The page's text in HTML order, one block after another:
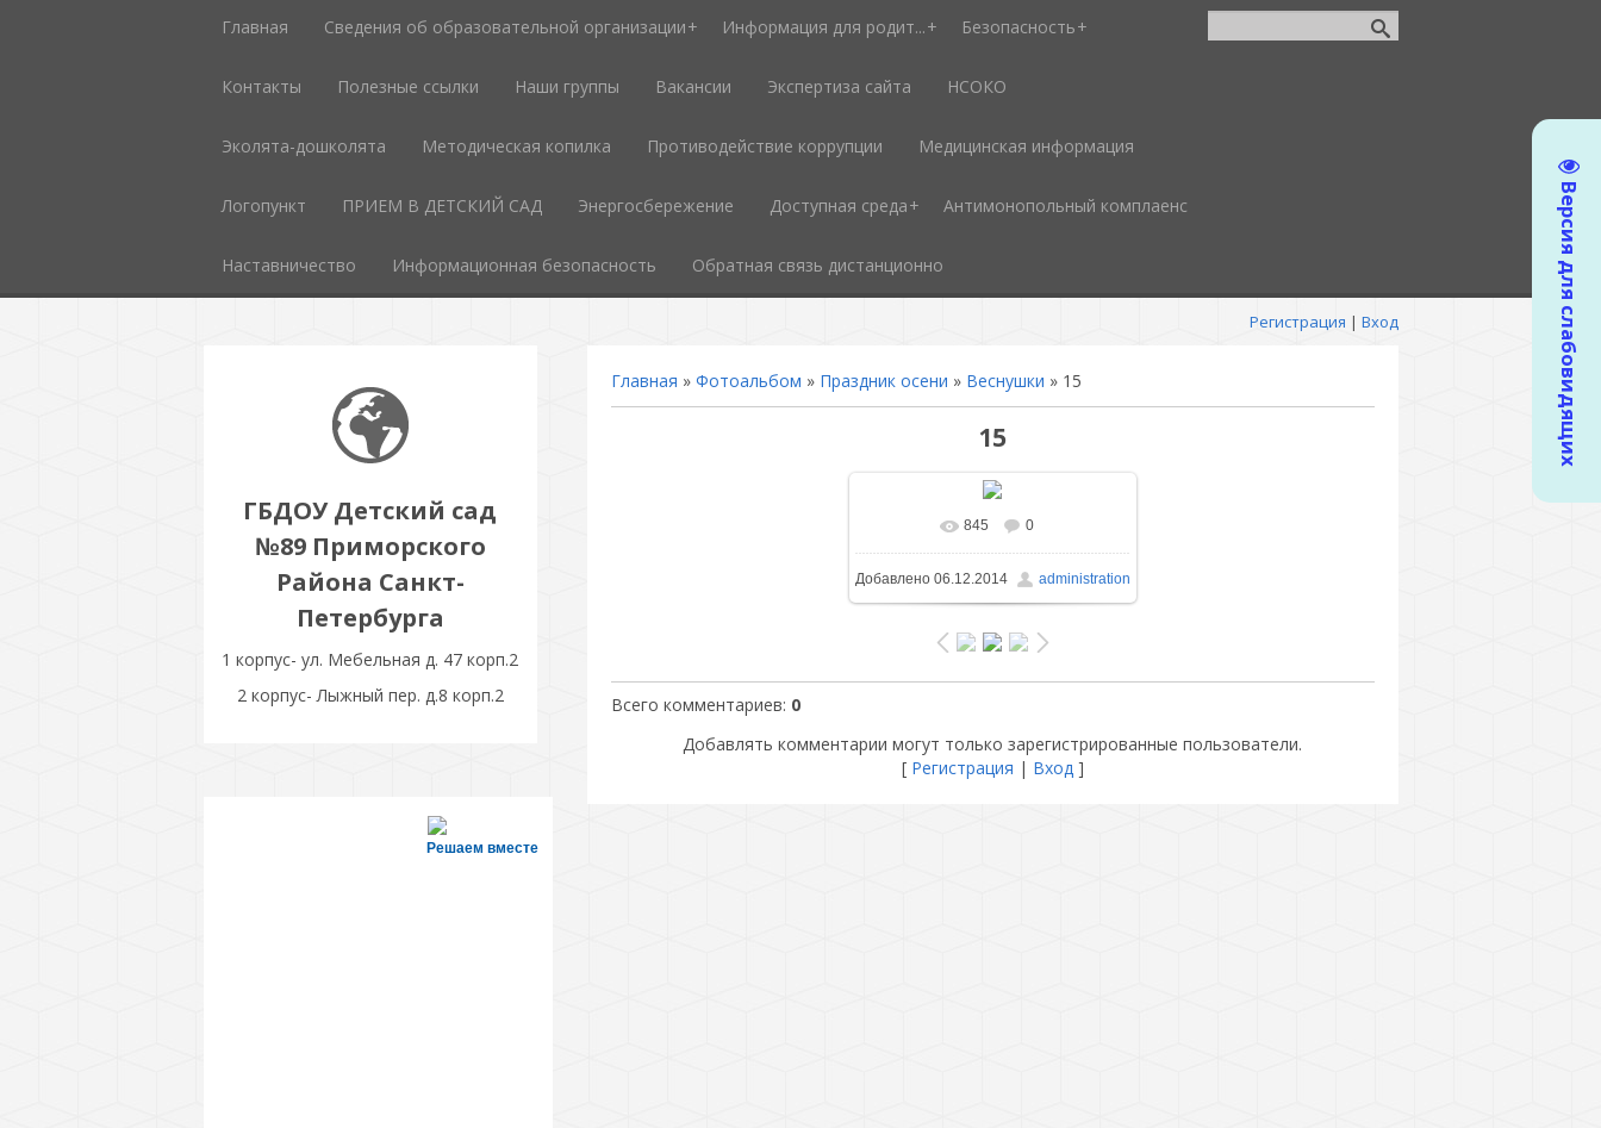
Версия для слабовидящих
Главная Сведения об образовательной организации Информация для родит... Безопасность
Контакты Полезные ссылки Наши группы Вакансии Экспертиза сайта НСОКО
Эколята-дошколята Методическая копилка Противодействие коррупции Медицинская информация
Логопункт ПРИЕМ В ДЕТСКИЙ САД Энергосбережение Доступная среда Антимонопольный комплаенс
Наставничество Информационная безопасность Обратная связь дистанционно
Регистрация | Вход
ГБДОУ Детский сад
№89 Приморского
Района Санкт-
Петербурга
1 корпус- ул. Мебельная д. 47 корп.2
2 корпус- Лыжный пер. д.8 корп.2
Главная » Фотоальбом » Праздник осени » Веснушки » 15
15
В реальном размере
230.9Kb
845 0
Добавлено06.12.2014 administration
Всего комментариев: 0
Добавлять комментарии могут только зарегистрированные пользователи.
[ Регистрация | Вход]
Решаем вместе